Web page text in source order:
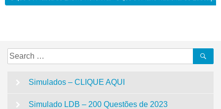
Search
for:
Simulados – CLIQUE AQUI
Simulado LDB – 200 Questões de 2023